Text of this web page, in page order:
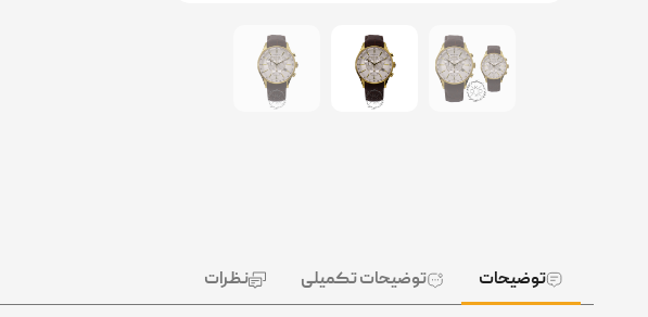
توضیحات توضیحات تکمیلی نظرات